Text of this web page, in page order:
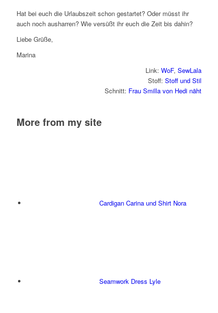
Hat bei euch die Urlaubszeit schon gestartet? Oder müsst ihr
auch noch ausharren? Wie versüßt ihr euch die Zeit bis dahin?
Liebe Grüße,
Marina
Link:WoF,SewLala
Stoff:Stoff und Stil
Schnitt: Frau Smilla von Hedi näht
More from my site
Cardigan Carina und Shirt Nora
Seamwork Dress Lyle